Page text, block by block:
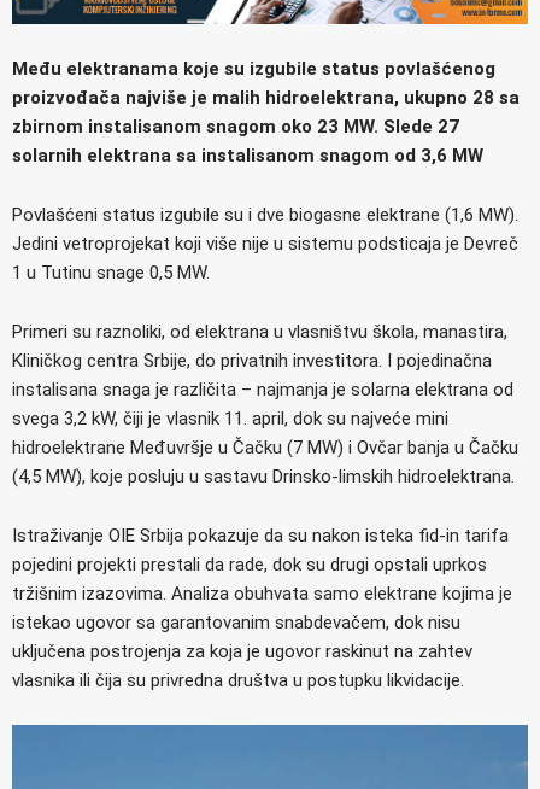
Među elektranama koje su izgubile status povlašćenog
proizvođača najviše je malih hidroelektrana, ukupno 28 sa
zbirnom instalisanom snagom oko 23 MW. Slede 27
solarnih elektrana sa instalisanom snagom od 3,6 MW
Povlašćeni status izgubile su i dve biogasne elektrane (1,6 MW).
Jedini vetroprojekat koji više nije u sistemu podsticaja je Devreč
1 u Tutinu snage 0,5 MW.
Primeri su raznoliki, od elektrana u vlasništvu škola, manastira,
Kliničkog centra Srbije, do privatnih investitora. I pojedinačna
instalisana snaga je različita – najmanja je solarna elektrana od
svega 3,2 kW, čiji je vlasnik 11. april, dok su najveće mini
hidroelektrane Međuvršje u Čačku (7 MW) i Ovčar banja u Čačku
(4,5 MW), koje posluju u sastavu Drinsko-limskih hidroelektrana.
Istraživanje OIE Srbija pokazuje da su nakon isteka fid-in tarifa
pojedini projekti prestali da rade, dok su drugi opstali uprkos
tržišnim izazovima. Analiza obuhvata samo elektrane kojima je
istekao ugovor sa garantovanim snabdevačem, dok nisu
uključena postrojenja za koja je ugovor raskinut na zahtev
vlasnika ili čija su privredna društva u postupku likvidacije.